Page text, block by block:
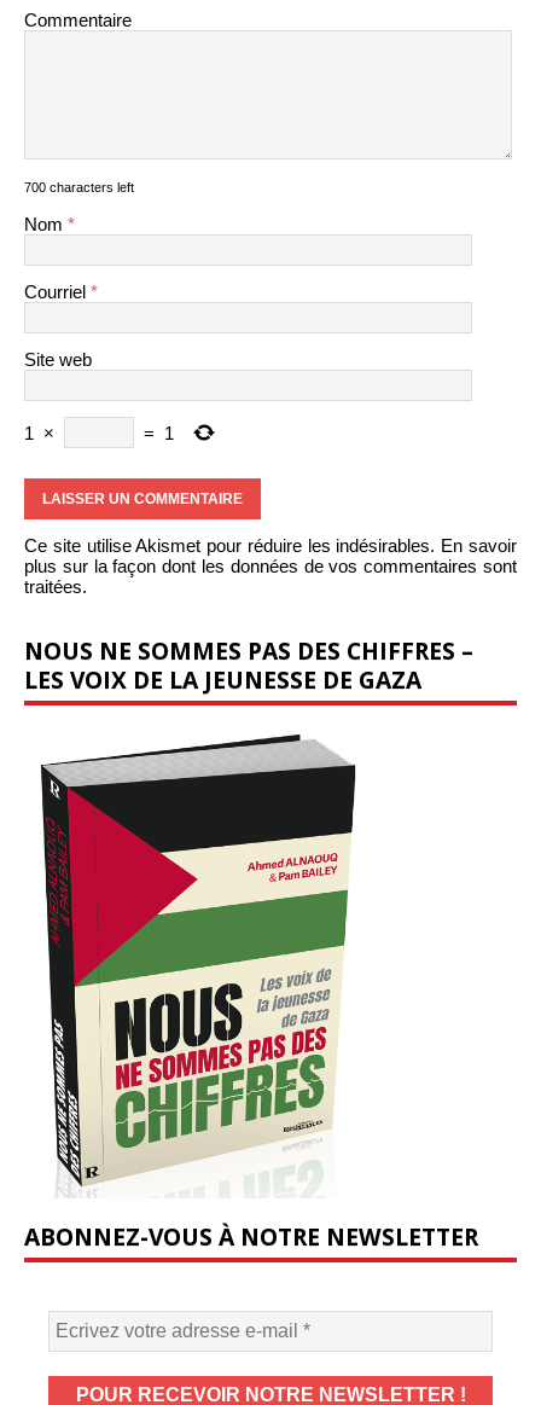
Commentaire
700 characters left
Nom *
Courriel *
Site web
1 × = 1
Ce site utilise Akismet pour réduire les indésirables. En savoir
plus sur la façon dont les données de vos commentaires sont
traitées.
NOUS NE SOMMES PAS DES CHIFFRES –
LES VOIX DE LA JEUNESSE DE GAZA
ABONNEZ-VOUS À NOTRE NEWSLETTER